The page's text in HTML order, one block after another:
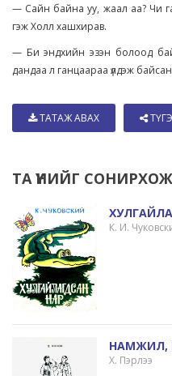
— Сайн байна уу, жаал аа? Чи
гэж Холл хашхирав.
— Би эндхийн эзэн болоод
дандаа л ганцаараа үлдэж
ТАТАЖ АВАХ
ТА ҮҮНИЙГ
К. И.
НАМЖИЛ,
Х. Пэрлээ